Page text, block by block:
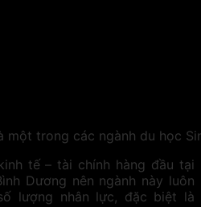
một trong các ngành du học
tế – tài chính hàng đầu tại
Dương nên ngành này luôn
lượng nhân lực, đặc biệt là